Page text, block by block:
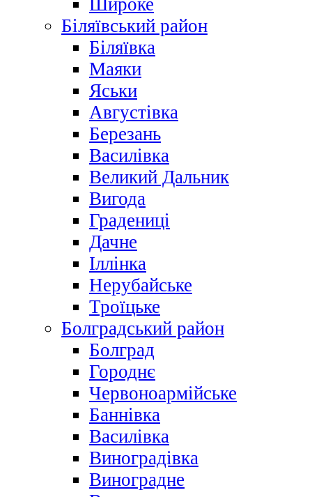
Широке
Біляївський район
Біляївка
Маяки
Яськи
Августівка
Березань
Василівка
Великий Дальник
Вигода
Градениці
Дачне
Іллінка
Нерубайське
Троїцьке
Болградський район
Болград
Городнє
Червоноармійське
Баннівка
Василівка
Виноградівка
Виноградне